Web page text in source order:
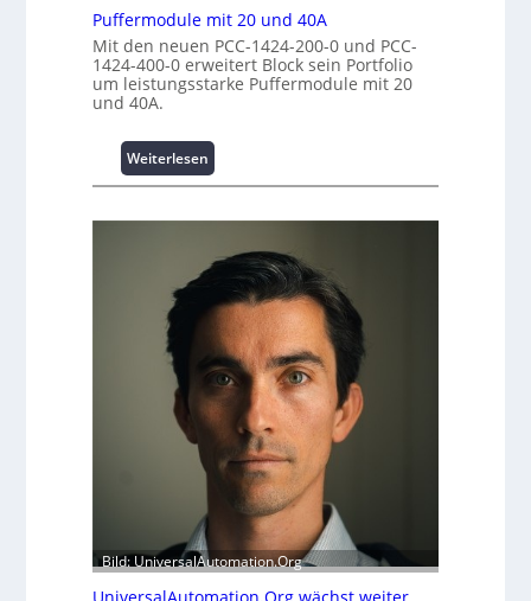
n
t
r
e
e
r
k
z
g
e
t
i
o
n
s
i
c
h
s
t
t
A
b
a
u
Puffermodule mit 20 und 40A
Mit den neuen PCC-1424-200-0 und PCC-
1424-400-0 erweitert Block sein Portfolio
um leistungsstarke Puffermodule mit 20
und 40A.
Weiterlesen:
P
f
e
m
d
u
l
e
i
2
0
u
Bild: UniversalAutomation.Org